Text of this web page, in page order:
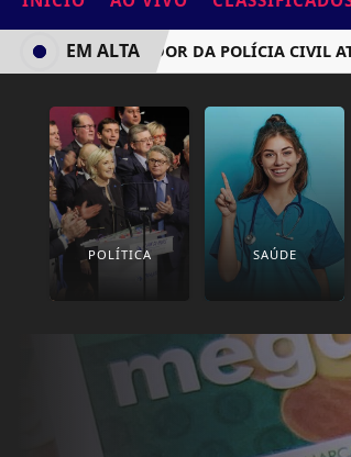
INVESTIGADOR DA POLÍCIA CIVIL ATIRA
EM ALTA
POLÍTICA SAÚDE